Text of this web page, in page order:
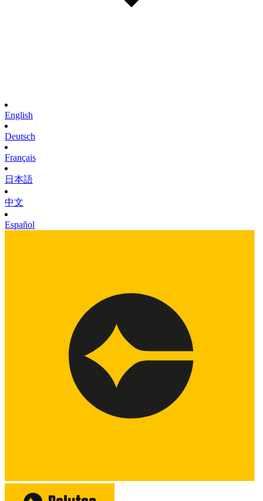
English
Deutsch
Français
日本語
中文
Español